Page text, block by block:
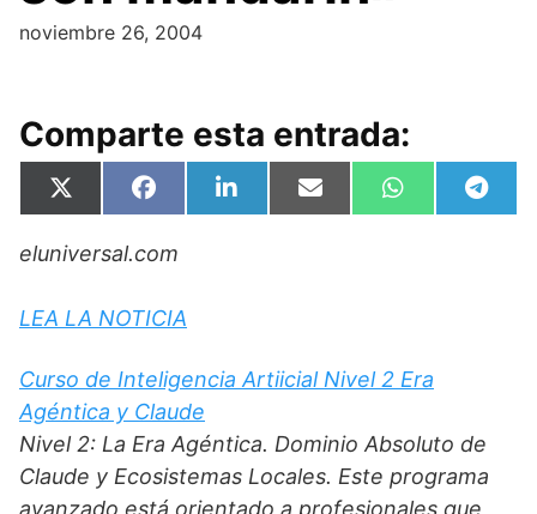
noviembre 26, 2004
Comparte esta entrada:
Compartir
en
X
(
w
t
e
)
Compartir
en
F
a
e
o
k
Compartir
en
L
i
Compartir
en
E
m
Compartir
en
W
h
en
T
e
eluniversal.com
LEA LA NOTICIA
Curso de Inteligencia Artiicial Nivel 2 Era
Agéntica y Claude
Nivel 2: La Era Agéntica. Dominio Absoluto de
Claude y Ecosistemas Locales. Este programa
avanzado está orientado a profesionales que